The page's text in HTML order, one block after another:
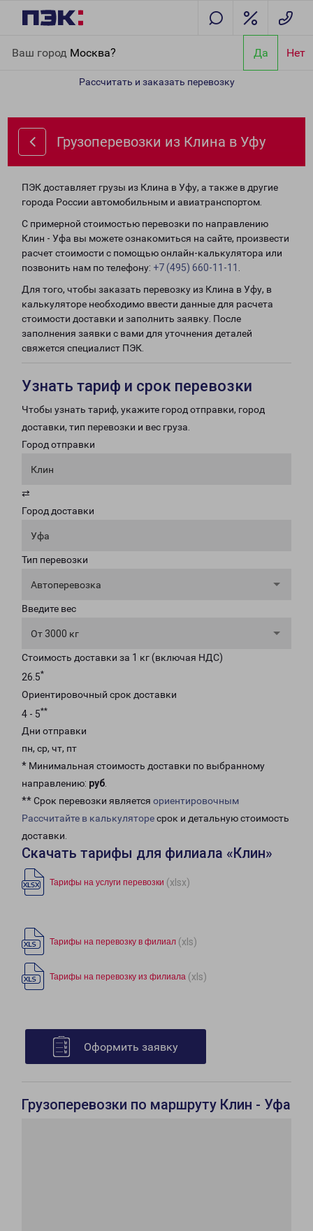
Ваш город Москва? Да Нет
Рассчитать и заказать перевозку
Грузоперевозки из Клина в Уфу
ПЭК доставляет грузы из Клина в Уфу, а также в другие
города России автомобильным и авиатранспортом.
С примерной стоимостью перевозки по направлению
Клин - Уфа вы можете ознакомиться на сайте, произвести
расчет стоимости с помощью онлайн-калькулятора или
позвонить нам по телефону: +7 (495) 660-11-11
Для того, чтобы заказать перевозку из Клина в Уфу, в
калькуляторе необходимо ввести данные для расчета
стоимости доставки и заполнить заявку. После
заполнения заявки с вами для уточнения деталей
свяжется специалист ПЭК.
Узнать тариф и срок перевозки
Чтобы узнать тариф, укажите город отправки, город
доставки, тип перевозки и вес груза.
Город отправки
Клин
⇄
Город доставки
Уфа
Тип перевозки
Автоперевозка
Введите вес
От 3000 кг
Стоимость доставки за 1 кг (включая НДС)
26.5*
Ориентировочный срок доставки
4 - 5**
Дни отправки
пн, ср, чт, пт
* Минимальная стоимость доставки по выбранному
направлению: руб.
** Срок перевозки является ориентировочным
Рассчитайте в калькуляторесрок и детальную стоимость
доставки.
Скачать тарифы для филиала «Клин»
Тарифы на услуги перевозки (xlsx)
Тарифы на перевозку в филиал (xls)
Тарифы на перевозку из филиала (xls)
Оформить заявку
Грузоперевозки по маршруту Клин - Уфа